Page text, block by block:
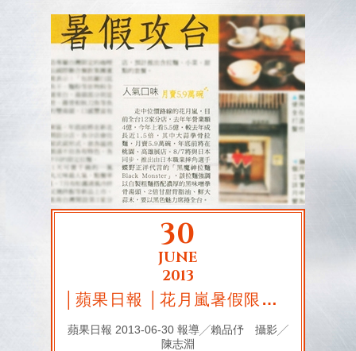
30
JUNE
2013
│蘋果日報 │花月嵐暑假限定新品上市
蘋果日報 2013-06-30 報導╱賴品伃 攝影╱
陳志淵